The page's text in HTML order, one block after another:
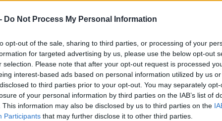
Do Not Process My Personal Information
opt-out of the sale, sharing to third parties, or processing of your
for targeted advertising by us, please use the below opt-out
selection. Please note that after your opt-out request is processed
interest-based ads based on personal information utilized by us
to third parties prior to your opt-out. You may separately
of your personal information by third parties on the IAB’s list of
This information may also be disclosed by us to third parties on the
Participants that may further disclose it to other third parties.
ο πληθωρισμός χονδρικής
ΗΠΑ, ενώ σε ετήσια βάση, ο δείκτης
από τον Δεκέμβριο του 2022. Ο
μήνα, πολύ υψηλότερο από την
την ανοδικά αναθεωρημένη εκτίμηση
21:27
21:11